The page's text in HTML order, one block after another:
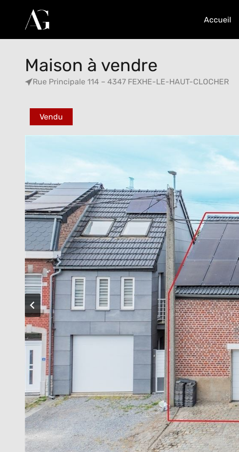
Accueil
Maison à vendre
Rue Principale 114 – 4347 FEXHE-LE-HAUT-CLOCHER
Vendu